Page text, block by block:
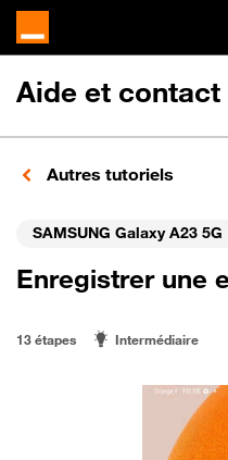
Aide et contact
Autres tutoriels
SAMSUNG Galaxy A23 5G
Enregistrer une
13 étapes Intermédiaire